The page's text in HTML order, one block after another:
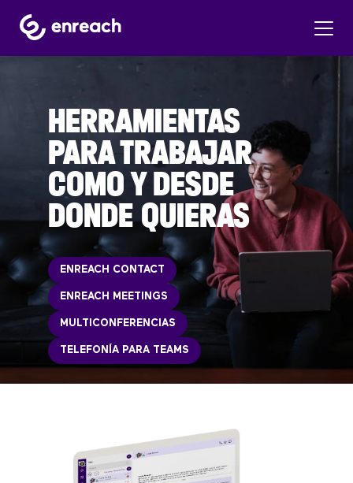
HERRAMIENTAS
PARA TRABAJAR
COMO Y DESDE
DONDE QUIERAS
ENREACH CONTACT
ENREACH MEETINGS
MULTICONFERENCIAS
TELEFONÍA PARA TEAMS